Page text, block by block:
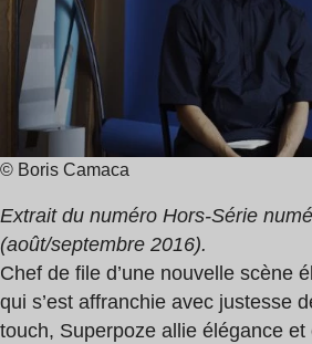
© Boris Camaca
Extrait du numéro Hors-Série
(août/septembre 2016).
Chef de file d’une nouvelle scène
qui s’est affranchie avec justesse
touch, Superpoze allie élégance